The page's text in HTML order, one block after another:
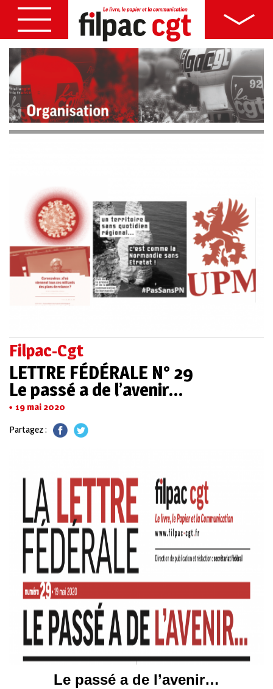
Filpac-Cgt
LETTRE FÉDÉRALE N° 29
Le passé a de l’avenir…
19 mai 2020
Partagez :
Le passé a de l’avenir…